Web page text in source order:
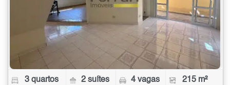
3 quartos 2 suítes 4 vagas 215 m²